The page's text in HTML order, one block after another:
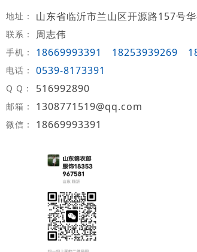
地址： 山东省临沂市兰山区开源路157号
联系： 周志伟
手机： 18669993391 18253939269
电话： 0539-8173391
Q Q： 516992890
邮箱： 1308771519@qq.com
微信： 18669993391